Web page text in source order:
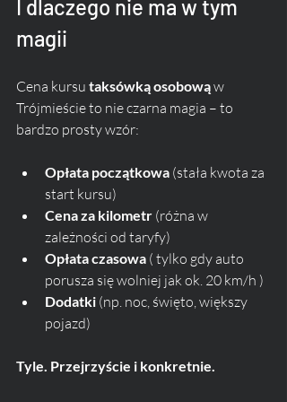
I dlaczego nie ma w tym
magii
Cena kursu taksówką osobową w
Trójmieście to nie czarna magia – to
bardzo prosty wzór:
Opłata początkowa (stała kwota za
start kursu)
Cena za kilometr (różna w
zależności od taryfy)
Opłata czasowa ( tylko gdy auto
porusza się wolniej jak ok. 20 km/h )
Dodatki (np. noc, święto, większy
pojazd)
Tyle. Przejrzyście i konkretnie.